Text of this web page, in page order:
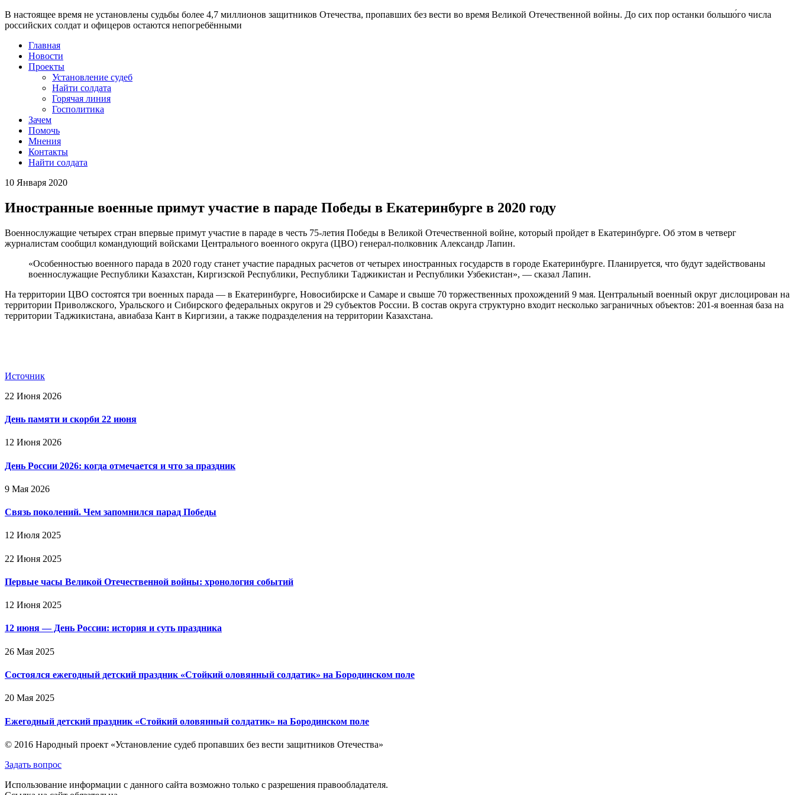
В настоящее время не установлены судьбы более 4,7 миллионов защитников Отечества, пропавших без вести во время Великой Отечественной войны. До сих пор останки большо́го числа
российских солдат и офицеров остаются непогребёнными
Главная
Новости
Проекты
Установление судеб
Найти солдата
Горячая линия
Госполитика
Зачем
Помочь
Мнения
Контакты
Найти солдата
10 Января 2020
Иностранные военные примут участие в параде Победы в Екатеринбурге в 2020 году
Военнослужащие четырех стран впервые примут участие в параде в честь 75-летия Победы в Великой Отечественной войне, который пройдет в Екатеринбурге. Об этом в четверг
журналистам сообщил командующий войсками Центрального военного округа (ЦВО) генерал-полковник Александр Лапин.
«Особенностью военного парада в 2020 году станет участие парадных расчетов от четырех иностранных государств в городе Екатеринбурге. Планируется, что будут задействованы
военнослужащие Республики Казахстан, Киргизской Республики, Республики Таджикистан и Республики Узбекистан», — сказал Лапин.
На территории ЦВО состоятся три военных парада — в Екатеринбурге, Новосибирске и Самаре и свыше 70 торжественных прохождений 9 мая. Центральный военный округ дислоцирован на
территории Приволжского, Уральского и Сибирского федеральных округов и 29 субъектов России. В состав округа структурно входит несколько заграничных объектов: 201-я военная база на
территории Таджикистана, авиабаза Кант в Киргизии, а также подразделения на территории Казахстана.
Источник
22 Июня 2026
День памяти и скорби 22 июня
12 Июня 2026
День России 2026: когда отмечается и что за праздник
9 Мая 2026
Связь поколений. Чем запомнился парад Победы
12 Июля 2025
22 Июня 2025
Первые часы Великой Отечественной войны: хронология событий
12 Июня 2025
12 июня — День России: история и суть праздника
26 Мая 2025
Состоялся ежегодный детский праздник «Стойкий оловянный солдатик» на Бородинском поле
20 Мая 2025
Ежегодный детский праздник «Стойкий оловянный солдатик» на Бородинском поле
© 2016 Народный проект «Установление судеб пропавших без вести защитников Отечества»
Задать вопрос
Использование информации с данного сайта возможно только с разрешения правообладателя.